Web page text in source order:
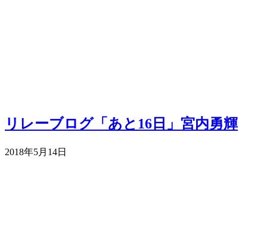
リレーブログ「あと16日」宮内勇輝
2018年5月14日